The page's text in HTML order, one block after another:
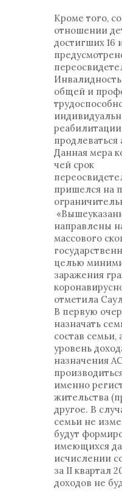
Кроме того,
отношении
достигших 16
общей и
продлеваться
Данная мера
чей срок
пришелся на
направлены
массового
целью
заражения
отметила
В первую
назначать
состав
уровень
назначения
именно
жительства
другое. В
семьи не
будут
имеющихся
исчислении
за II квартал
доходов не